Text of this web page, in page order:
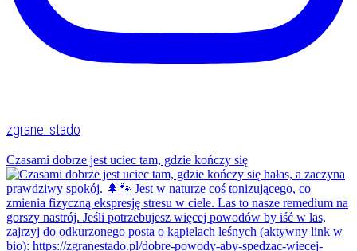
zgrane_stado
Czasami dobrze jest uciec tam, gdzie kończy się